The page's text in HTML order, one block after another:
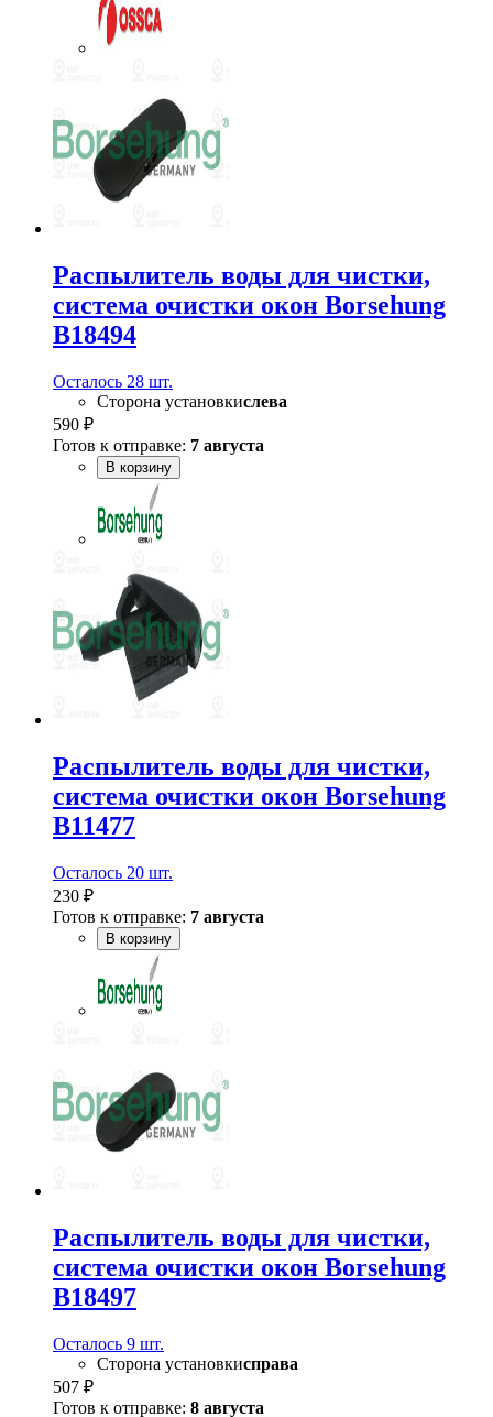
Распылитель воды для чистки,
система очистки окон Borsehung
B18494
Осталось 28 шт.
Сторона установкислева
590 ₽
Готов к отправке: 7 августа
В корзину
Распылитель воды для чистки,
система очистки окон Borsehung
B11477
Осталось 20 шт.
230 ₽
Готов к отправке: 7 августа
В корзину
Распылитель воды для чистки,
система очистки окон Borsehung
B18497
Осталось 9 шт.
Сторона установкисправа
507 ₽
Готов к отправке: 8 августа